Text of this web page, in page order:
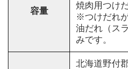
容量
焼肉用つけ
※つけだれ
油だれ（ス
みです。
北海道野付